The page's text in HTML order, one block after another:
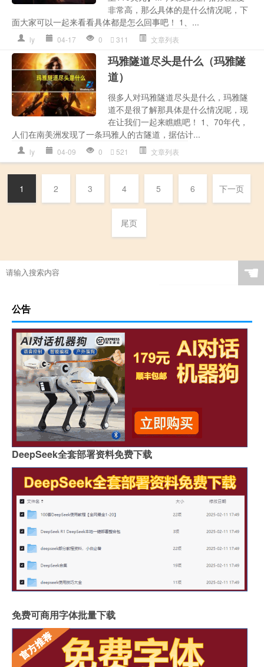
非常高，那么具体的是什么情况呢，下
面大家可以一起来看看具体都是怎么回事吧！ 1、...
ly 04-17 0 311 文章列表
玛雅隧道尽头是什么（玛雅隧
道）
很多人对玛雅隧道尽头是什么，玛雅隧
道不是很了解那具体是什么情况呢，现
在让我们一起来瞧瞧吧！ 1、70年代，
人们在南美洲发现了一条玛雅人的古隧道，据估计...
ly 04-09 0 521 文章列表
1 2 3 4 5 6 下一页
尾页
☚
公告
DeepSeek全套部署资料免费下载
免费可商用字体批量下载